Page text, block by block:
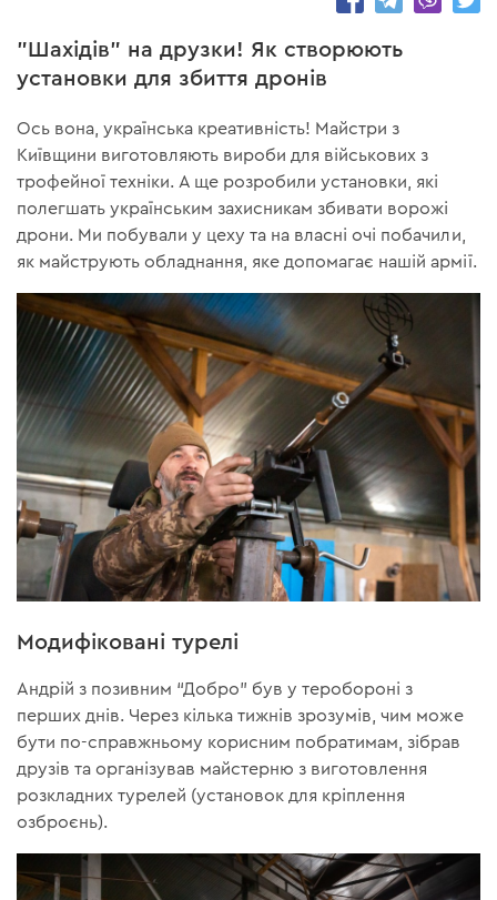
"Шахідів" на друзки! Як створюють
установки для збиття дронів
Ось вона, українська креативність! Майстри з
Київщини виготовляють вироби для військових з
трофейної техніки. А ще розробили установки, які
полегшать українським захисникам збивати ворожі
дрони. Ми побували у цеху та на власні очі побачили,
як майструють обладнання, яке допомагає нашій армії.
Модифіковані турелі
Андрій з позивним “Добро” був у теробороні з
перших днів. Через кілька тижнів зрозумів, чим може
бути по-справжньому корисним побратимам, зібрав
друзів та організував майстерню з виготовлення
розкладних турелей (установок для кріплення
озброєнь).